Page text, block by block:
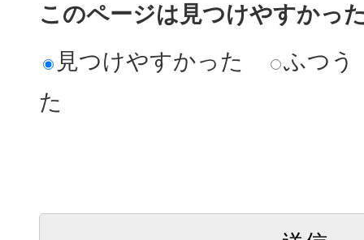
このページは見つけやすかっ
見つけやすかった
ふつう
た